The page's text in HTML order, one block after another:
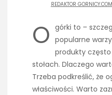
REDAKTOR
O górki to –
popularne
produkty
stołach. Dlaczego
Trzeba podkreślić, że
właściwości. Warto